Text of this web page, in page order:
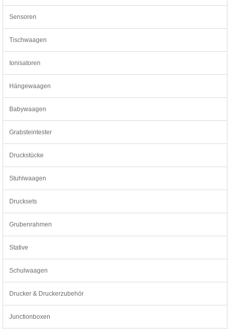
Sensoren
Tischwaagen
Ionisatoren
Hängewaagen
Babywaagen
Grabsteintester
Druckstücke
Stuhlwaagen
Drucksets
Grubenrahmen
Stative
Schulwaagen
Drucker & Druckerzubehör
Junctionboxen